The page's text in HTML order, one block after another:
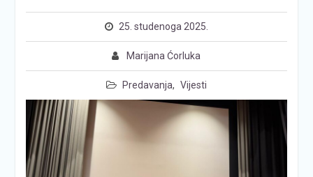
25. studenoga 2025.
Marijana Ćorluka
Predavanja, Vijesti